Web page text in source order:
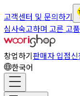
고객센터 및 문의하기
심사숙고하며 고른 고
창업하기판매자 입점신
한국어